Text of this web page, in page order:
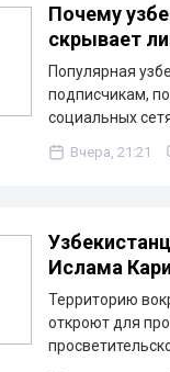
Почему
скрывает
Популярная
подписчикам,
социальных
Вчера, 21:21
Ислама
Территорию
откроют для